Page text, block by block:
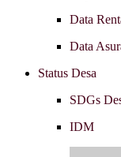
Data
Data
Status Desa
SDGs
IDM